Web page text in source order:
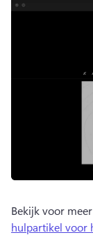
Bekijk voor
hulpartikel voor